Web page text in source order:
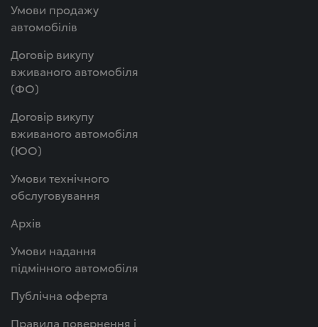
Умови продажу
автомобілів
Договір викупу
вживаного автомобіля
(ФО)
Договір викупу
вживаного автомобіля
(ЮО)
Умови технічного
обслуговування
Архів
Умови надання
підмінного автомобіля
Публічна оферта
Правила повернення і